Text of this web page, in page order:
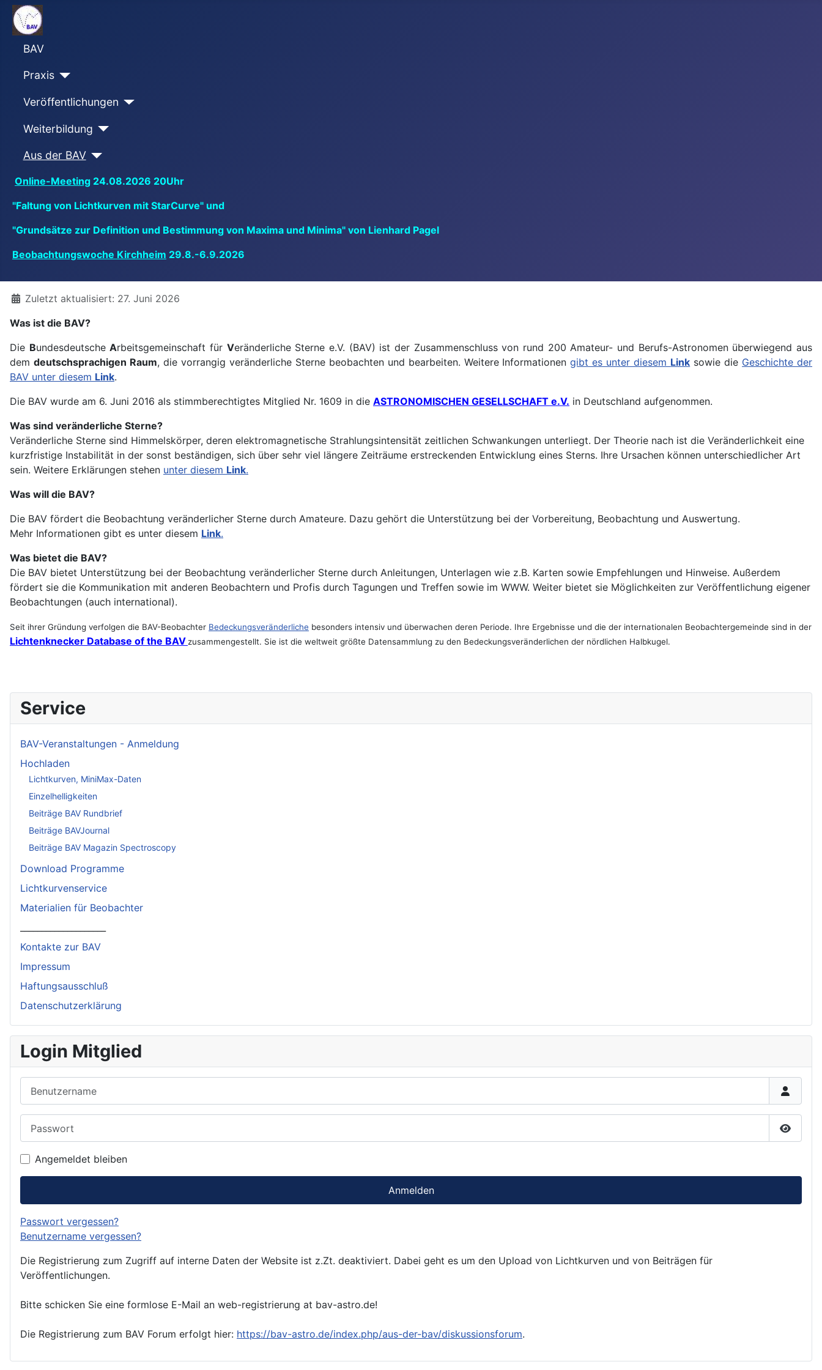
BAV
Praxis
Veröffentlichungen
Weiterbildung
Aus der BAV
Online-Meeting 24.08.2026 20Uhr
"Faltung von Lichtkurven mit StarCurve" und
"Grundsätze zur Definition und Bestimmung von Maxima und Minima" von Lienhard Pagel
Beobachtungswoche Kirchheim 29.8.-6.9.2026
DetailsZuletzt aktualisiert: 27. Juni 2026
Was ist die BAV?
Die BundesdeutscheArbeitsgemeinschaft für Veränderliche Sterne e.V. (BAV) ist der Zusammenschluss von rund 200 Amateur- und Berufs-Astronomen überwiegend aus
dem deutschsprachigen Raum, die vorrangig veränderliche Sterne beobachten und bearbeiten. Weitere Informationengibt es unter diesem Link sowie die Geschichte der
BAV unter diesem Link.
Die BAV wurde am 6. Juni 2016 als stimmberechtigtes Mitglied Nr. 1609 in die ASTRONOMISCHEN GESELLSCHAFT e.V. in Deutschland aufgenommen.
Was sind veränderliche Sterne?
Veränderliche Sterne sind Himmelskörper, deren elektromagnetische Strahlungsintensität zeitlichen Schwankungen unterliegt. Der Theorie nach ist die Veränderlichkeit eine
kurzfristige Instabilität in der sonst beständigen, sich über sehr viel längere Zeiträume erstreckenden Entwicklung eines Sterns. Ihre Ursachen können unterschiedlicher Art
sein. Weitere Erklärungen stehen unter diesem Link.
Was will die BAV?
Die BAV fördert die Beobachtung veränderlicher Sterne durch Amateure. Dazu gehört die Unterstützung bei der Vorbereitung, Beobachtung und Auswertung.
Mehr Informationen gibt es unter diesem Link.
Was bietet die BAV?
Die BAV bietet Unterstützung bei der Beobachtung veränderlicher Sterne durch Anleitungen, Unterlagen wie z.B. Karten sowie Empfehlungen und Hinweise. Außerdem
fördert sie die Kommunikation mit anderen Beobachtern und Profis durch Tagungen und Treffen sowie im WWW. Weiter bietet sie Möglichkeiten zur Veröffentlichung eigener
Beobachtungen (auch international).
Seit ihrer Gründung verfolgen die BAV-Beobachter Bedeckungsveränderliche besonders intensiv und überwachen deren Periode. Ihre Ergebnisse und die der internationalen Beobachtergemeinde sind in der
Lichtenknecker Database of the BAV zusammengestellt. Sie ist die weltweit größte Datensammlung zu den Bedeckungsveränderlichen der nördlichen Halbkugel.
Service
BAV-Veranstaltungen - Anmeldung
Hochladen
Lichtkurven, MiniMax-Daten
Einzelhelligkeiten
Beiträge BAV Rundbrief
Beiträge BAVJournal
Beiträge BAV Magazin Spectroscopy
Download Programme
Lichtkurvenservice
Materialien für Beobachter
Kontakte zur BAV
Impressum
Haftungsausschluß
Datenschutzerklärung
Login Mitglied
Angemeldet bleiben
Anmelden
Passwort vergessen?
Benutzername vergessen?
Die Registrierung zum Zugriff auf interne Daten der Website ist z.Zt. deaktiviert. Dabei geht es um den Upload von Lichtkurven und von Beiträgen für
Veröffentlichungen.
Bitte schicken Sie eine formlose E-Mail an web-registrierung at bav-astro.de!
Die Registrierung zum BAV Forum erfolgt hier: https://bav-astro.de/index.php/aus-der-bav/diskussionsforum.